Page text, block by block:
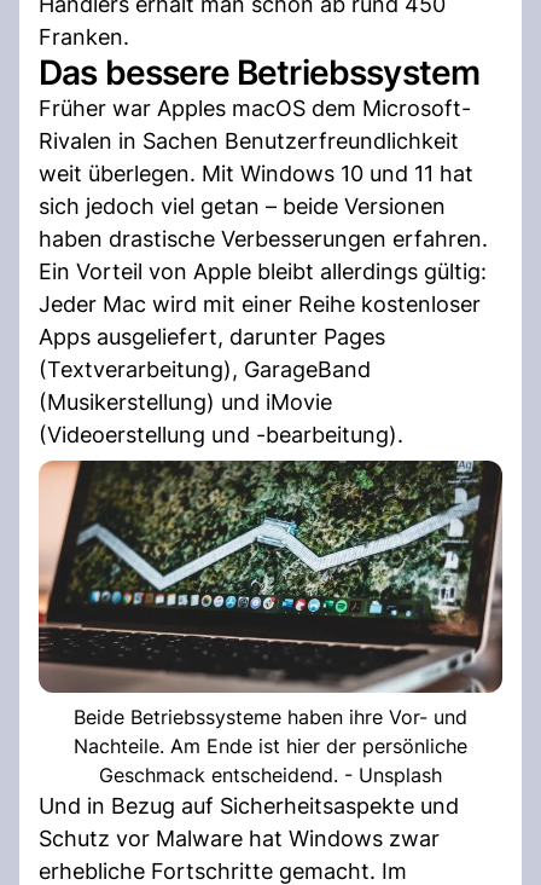
Franken.
Das bessere Betriebssystem
Früher war Apples macOS dem Microsoft-
Rivalen in Sachen Benutzerfreundlichkeit
weit überlegen. Mit Windows 10 und 11 hat
sich jedoch viel getan – beide Versionen
haben drastische Verbesserungen erfahren.
Ein Vorteil von Apple bleibt allerdings gültig:
Jeder Mac wird mit einer Reihe kostenloser
Apps ausgeliefert, darunter Pages
(Textverarbeitung), GarageBand
(Musikerstellung) und iMovie
(Videoerstellung und -bearbeitung).
Beide Betriebssysteme haben ihre Vor- und
Nachteile. Am Ende ist hier der persönliche
Geschmack entscheidend. - Unsplash
Und in Bezug auf Sicherheitsaspekte und
Schutz vor Malware hat Windows zwar
erhebliche Fortschritte gemacht. Im